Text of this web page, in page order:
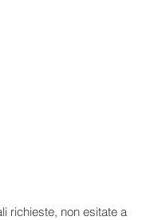
richieste, non esitate a